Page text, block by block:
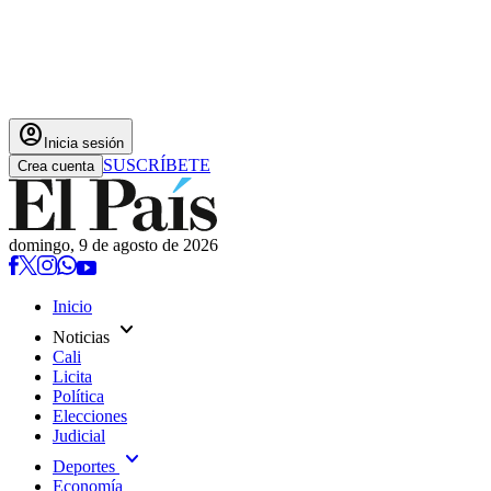
account_circle Inicia sesión
Crea cuenta SUSCRÍBETE
domingo, 9 de agosto de 2026
Inicio
Noticias expand_more
Cali
Licita
Política
Elecciones
Judicial
Deportes expand_more
Economía